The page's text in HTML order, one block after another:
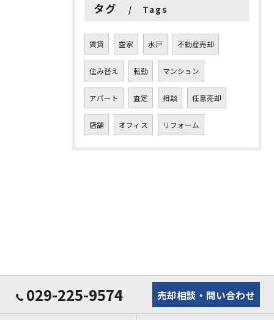
タグ Tags
賃貸 空家 水戸 不動産売却
住み替え 転勤 マンション
アパート 査定 相談 任意売却
店舗 オフィス リフォーム
029-225-9574 売却相談・問い合わせ